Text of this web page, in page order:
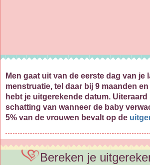
Men gaat uit van de eerste dag van je
menstruatie, tel daar bij 9 maanden
hebt je uitgerekende datum. Uiteraard
schatting van wanneer de baby
5% van de vrouwen bevalt op de
Bereken je